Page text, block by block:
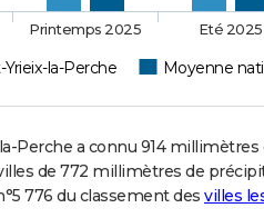
Yrieix-la-Perche Moyenne
Printemps 2025 Eté 2025
Perche a connu 914 millimètres
de 772 millimètres de
776 du classement des villes